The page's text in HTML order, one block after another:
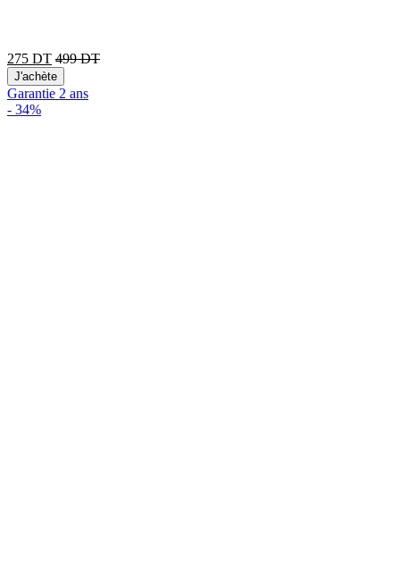
275 DT 499DT
J'achète
Garantie 2 ans
- 34%